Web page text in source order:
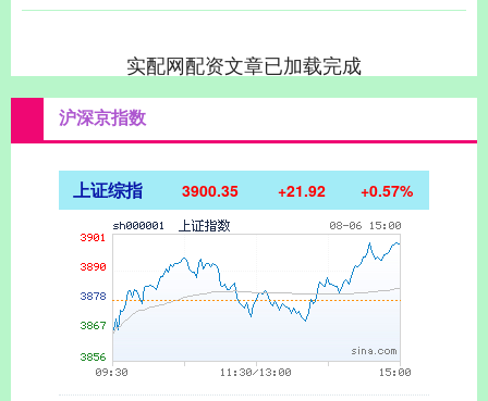
实配网配资文章已加载完成
沪深京指数
上证综指 3900.35 +21.92 +0.57%